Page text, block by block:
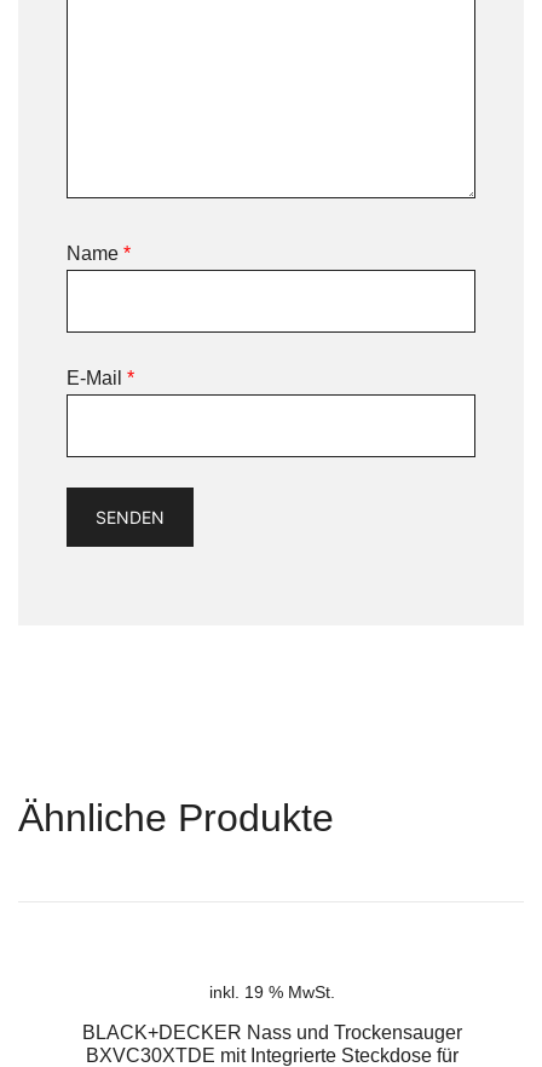
Name *
E-Mail *
Ähnliche Produkte
inkl. 19 % MwSt.
BLACK+DECKER Nass und Trockensauger
BXVC30XTDE mit Integrierte Steckdose für